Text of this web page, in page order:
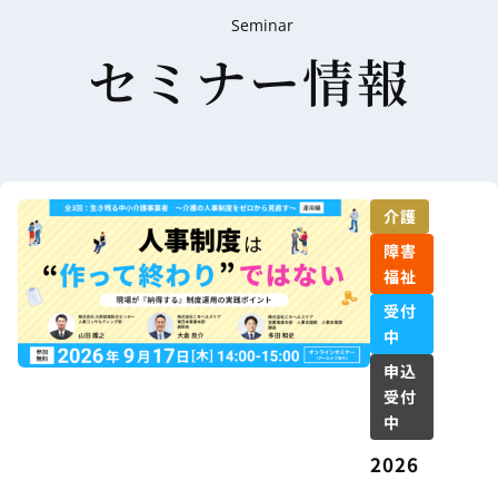
Seminar
セミナー情報
介護
障害
福祉
受付
中
申込
受付
中
2026